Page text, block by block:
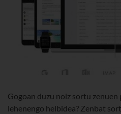
Gogoan duzu noiz sortu
lehenengo helbidea? Zenbat